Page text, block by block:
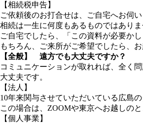
【相続税申告】
ご依頼後のお打合せは、ご自宅へお伺い
相続は一生に何度もあるものではあり
ご自宅でしたら、「この資料が必要か
もちろん、ご来所がご希望でしたら、お
【全般】 遠方でも大丈夫ですか？
コミュニケーションが取れれば、全く問
大丈夫です。
【法人】
10年来関与させていただいている広島
この場合は、ZOOMや東京へお越しの
【個人事業】